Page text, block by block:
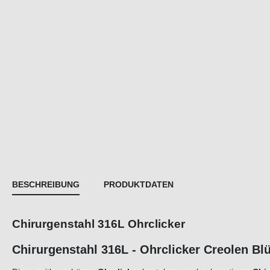
BESCHREIBUNG PRODUKTDATEN
Chirurgenstahl 316L Ohrclicker
Chirurgenstahl 316L - Ohrclicker